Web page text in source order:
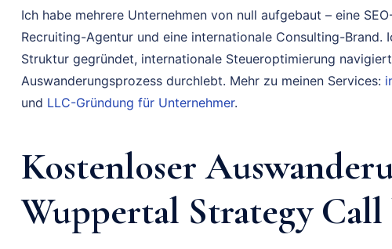
Ich habe mehrere Unternehmen von null aufgebaut – eine
Recruiting-Agentur und eine internationale Consulting-Brand.
Struktur gegründet, internationale Steueroptimierung
Auswanderungsprozess durchlebt. Mehr zu meinen Services:
und LLC-Gründung für Unternehmer.
Kostenloser
Wuppertal Strategy Call